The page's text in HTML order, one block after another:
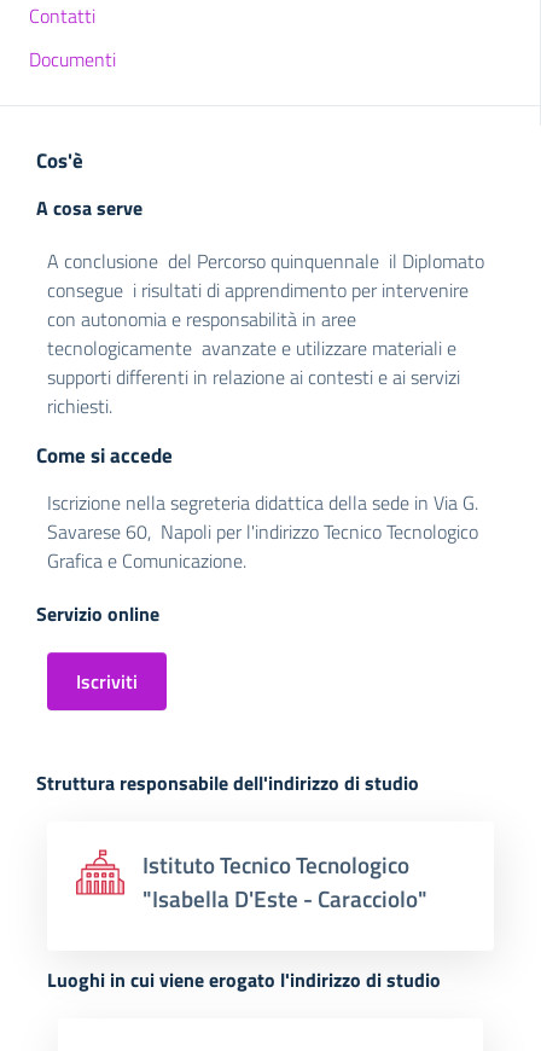
Contatti
Documenti
Cos'è
A cosa serve
A conclusione del Percorso quinquennale il Diplomato
consegue i risultati di apprendimento per intervenire
con autonomia e responsabilità in aree
tecnologicamente avanzate e utilizzare materiali e
supporti differenti in relazione ai contesti e ai servizi
richiesti.
Come si accede
Iscrizione nella segreteria didattica della sede in Via G.
Savarese 60, Napoli per l'indirizzo Tecnico Tecnologico
Grafica e Comunicazione.
Servizio online
Iscriviti
Struttura responsabile dell'indirizzo di studio
Istituto Tecnico Tecnologico
"Isabella D'Este - Caracciolo"
Luoghi in cui viene erogato l'indirizzo di studio